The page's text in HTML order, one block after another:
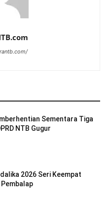
Sementara Tiga
NTB Gugur
2026 Seri Keempat
Pembalap